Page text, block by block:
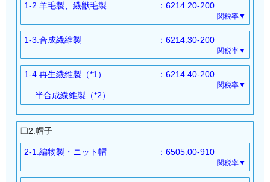
WTO協定：8％
特恵GSP：FREE
経済連携協定（EPA）
RCEP（*1,*3）：FREE
RCEP（中国・韓国）：7％
以下全て：FREE
タイ
ン・スイス
ベトナム・インド・ペルー・豪州・モンゴル・
1-2.羊毛製、繊獣毛製 ：6214.20-200
関税率▼
基本：8％
WTO協定
特恵GSP：FREE
経済連携協定（EPA）
以下全て：FREE
シンガポール・メキシコ・マレーシア・チリ・
ブルネイ・ASEAN・フィリピン・スイス・ベ
トナム・インド・ペルー・豪州
モンゴル・TPP11・EU・英国・RCEP（ASEA
1-3.合成繊維製 ：6214.30-200
関税率▼
基本：11.2％
WTO協定 ：9.1％
特恵GSP：FREE
経済連携協定（EPA）：
RCEP（中国・韓国）：8％
以下全て：FREE
シンガポール・メキシコ・マレーシア・チリ・
ブルネイ・ASEAN・フィリピン・スイス・ベ
1-4.再生繊維製（*1） ：6214.40-200
関税率▼
半合成繊維製（*2）
基本：11.2％
WTO協定：9.1％
特恵GSP
経済連携協定（EPA）
❏2.帽子
2-1.編物製・ニット帽 ：6505.00-910
関税率▼
基本：7％